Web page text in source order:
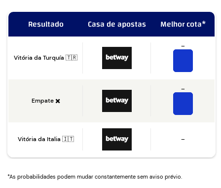
Resultado Casa de apostas Melhor cota*
Vitória da Turquía 🇹🇷
–
Empate ✖️
–
Vitória da Italia 🇮🇹 –
*As probabilidades podem mudar constantemente sem aviso prévio.